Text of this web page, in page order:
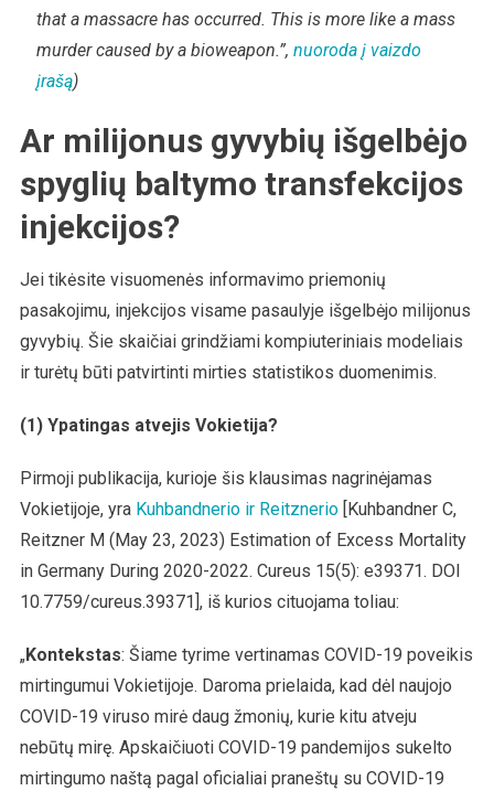
that a massacre has occurred. This is more like a mass
murder caused by a bioweapon.”, nuoroda į vaizdo
įrašą)
Ar milijonus gyvybių išgelbėjo
spyglių baltymo transfekcijos
injekcijos?
Jei tikėsite visuomenės informavimo priemonių
pasakojimu, injekcijos visame pasaulyje išgelbėjo milijonus
gyvybių. Šie skaičiai grindžiami kompiuteriniais modeliais
ir turėtų būti patvirtinti mirties statistikos duomenimis.
(1) Ypatingas atvejis Vokietija?
Pirmoji publikacija, kurioje šis klausimas nagrinėjamas
Vokietijoje, yra Kuhbandnerio ir Reitznerio[Kuhbandner C,
Reitzner M (May 23, 2023) Estimation of Excess Mortality
in Germany During 2020-2022. Cureus 15(5): e39371. DOI
10.7759/cureus.39371], iš kurios cituojama toliau:
„Kontekstas: Šiame tyrime vertinamas COVID-19 poveikis
mirtingumui Vokietijoje. Daroma prielaida, kad dėl naujojo
COVID-19 viruso mirė daug žmonių, kurie kitu atveju
nebūtų mirę. Apskaičiuoti COVID-19 pandemijos sukelto
mirtingumo naštą pagal oficialiai praneštų su COVID-19